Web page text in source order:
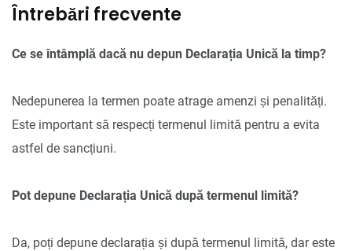
Întrebări frecvente
Ce se întâmplă dacă nu depun Declarația Unică la timp?
Nedepunerea la termen poate atrage amenzi și penalități.
Este important să respecți termenul limită pentru a evita
astfel de sancțiuni.
Pot depune Declarația Unică după termenul limită?
Da, poți depune declarația și după termenul limită, dar este